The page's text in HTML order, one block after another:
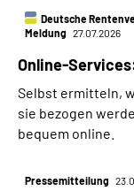
Deutsche
Meldung 27.07.2026
Online-
Selbst ermitteln,
sie bezogen
bequem online.
Pressemitteilung